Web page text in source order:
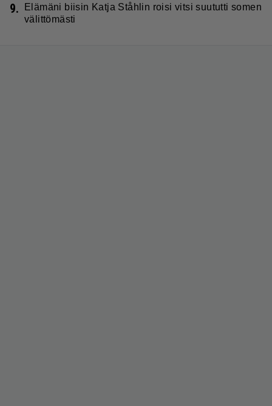
9.
Elämäni biisin Katja Ståhlin roisi vitsi suututti somen
välittömästi